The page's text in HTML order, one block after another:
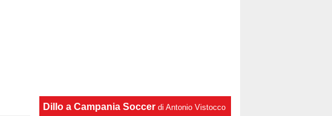
Dillo a Campania Soccer di Antonio Vistocco